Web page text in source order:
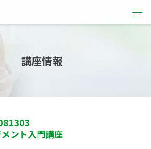
講座情報
ント入門講座